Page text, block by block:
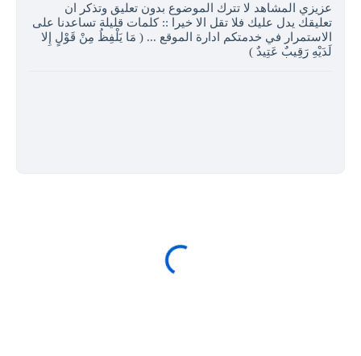
عزيزي المشاهد لا تترك الموضوع بدون تعليق وتذكر ان
تعليقك يدل عليك فلا تقل الا خيرا :: كلمات قليلة تساعدنا على
الاستمرار في خدمتكم ادارة الموقع ... ( مَا يَلْفِظُ مِنْ قَوْلٍ إِلا
لَدَيْهِ رَقِيبٌ عَتِيدٌ )